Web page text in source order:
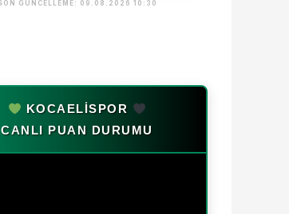
KOCAELİSPOR
CANLI PUAN DURUMU